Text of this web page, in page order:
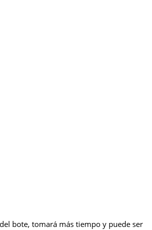
bote, tomará más tiempo y puede ser